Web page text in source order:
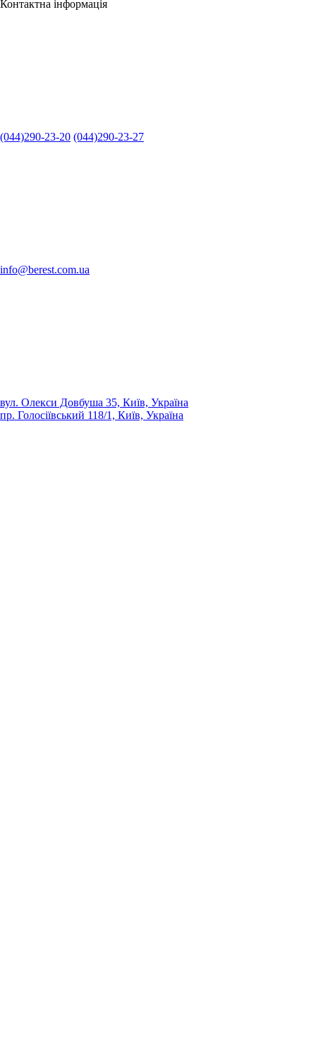
Контактна інформація
(044)290-23-20 (044)290-23-27
info@berest.com.ua
вул. Олекси Довбуша 35, Київ, Україна
пр. Голосіївський 118/1, Київ, Україна